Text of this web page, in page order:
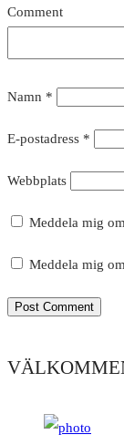
Comment
Namn *
E-postadress *
Webbplats
Meddela mig
Meddela mig